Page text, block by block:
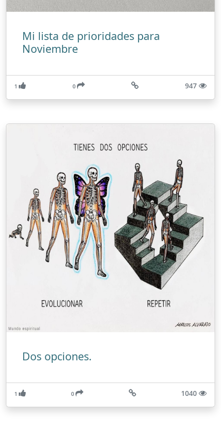
Mi lista de prioridades para
Noviembre
1 0 947
Dos opciones.
1 0 1040